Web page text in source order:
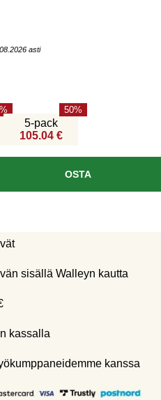
asti
5-pack
105.04 €
50
OSTA
sisällä Walleyn kautta
kassalla
kanssa